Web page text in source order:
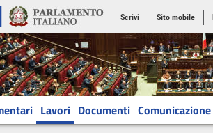
Scrivi Sito mobile
Lavori Documenti Comunicazione